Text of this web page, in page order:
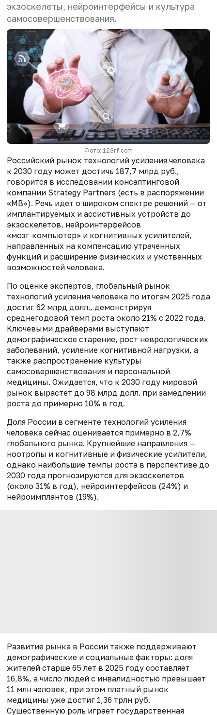
экзоскелеты, нейроинтерфейсы и культура
самосовершенствования.
Фото: 123rf.com
Российский рынок технологий усиления человека
к 2030 году может достичь 187,7 млрд руб.,
говорится в исследовании консалтинговой
компании Strategy Partners (есть в распоряжении
«МВ»). Речь идет о широком спектре решений — от
имплантируемых и ассистивных устройств до
экзоскелетов, нейроинтерфейсов
«мозг‑компьютер» и когнитивных усилителей,
направленных на компенсацию утраченных
функций и расширение физических и умственных
возможностей человека.
По оценке экспертов, глобальный рынок
технологий усиления человека по итогам 2025 года
достиг 62 млрд долл., демонстрируя
среднегодовой темп роста около 21% с 2022 года.
Ключевыми драйверами выступают
демографическое старение, рост неврологических
заболеваний, усиление когнитивной нагрузки, а
также распространение культуры
самосовершенствования и персональной
медицины. Ожидается, что к 2030 году мировой
рынок вырастет до 98 млрд долл. при замедлении
роста до примерно 10% в год.
Доля России в сегменте технологий усиления
человека сейчас оценивается примерно в 2,7%
глобального рынка. Крупнейшие направления —
ноотропы и когнитивные и физические усилители,
однако наибольшие темпы роста в перспективе до
2030 года прогнозируются для экзоскелетов
(около 31% в год), нейроинтерфейсов (24%) и
нейроимплантов (19%).
Развитие рынка в России также поддерживают
демографические и социальные факторы: доля
жителей старше 65 лет в 2025 году составляет
16,8%, а число людей с инвалидностью превышает
11 млн человек, при этом платный рынок
медицины уже достиг 1,36 трлн руб.
Существенную роль играет государственная